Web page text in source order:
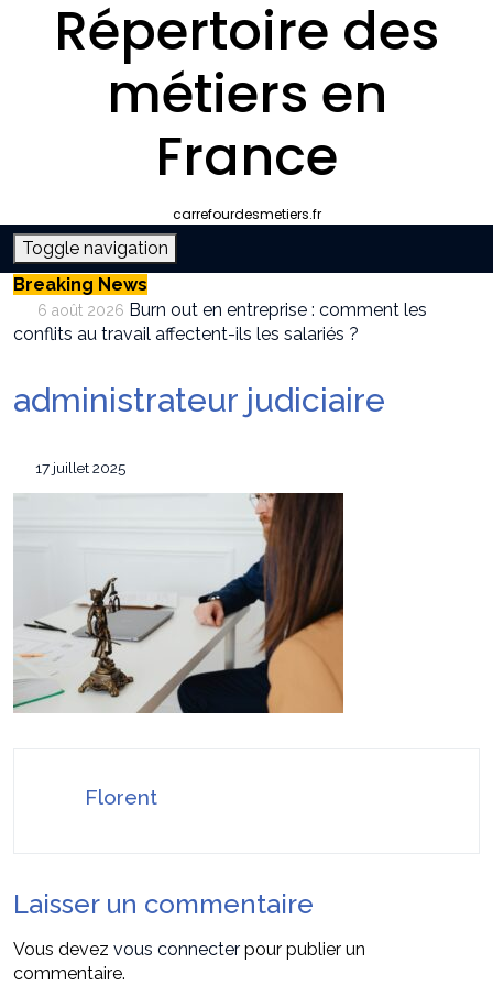
Répertoire des
métiers en
France
carrefourdesmetiers.fr
Toggle navigation
Breaking News
6 août 2026 Burn out en entreprise : comment les
conflits au travail affectent-ils les salariés ?
30 juillet 2026 Quelle plateforme freelance choisir pour
pour apparaître dans les moteurs IA
Stratégies invisibles pour conquérir votre
Faire valoir ses droits à la MDPH pour perte
d’autonomie ou handicap : le guide simple et pratique
administrateur judiciaire
17 juillet 2025
Florent
Laisser un commentaire
Vous devez vous connecter pour publier un
commentaire.